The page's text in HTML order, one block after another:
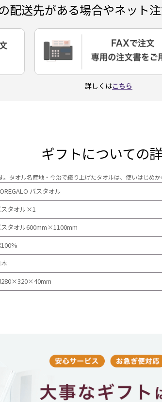
配送先がある場合やネット
詳しくはこちら
ギフトについての
タオル名産地・今治で織り上げたタオルは、使いはじめ
バスタオル
タオル×1
タオル600mm×1100mm